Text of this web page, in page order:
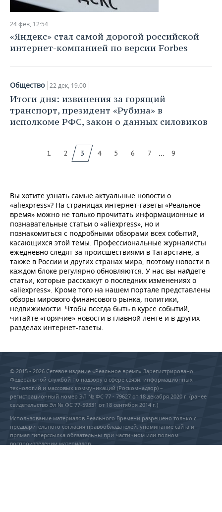
24 фев, 12:54
«Яндекс» стал самой дорогой российской
интернет-компанией по версии Forbes
Общество 22 дек, 19:00
Итоги дня: извинения за горящий
транспорт, президент «Рубина» в
исполкоме РФС, закон о данных силовиков
1 2 3 4 5 6 7 ... 9
Вы хотите узнать самые актуальные новости о
«aliexpress»? На страницах интернет-газеты «Реальное
время» можно не только прочитать информационные и
познавательные статьи о «aliexpress», но и
познакомиться с подробными обзорами всех событий,
касающихся этой темы. Профессиональные журналисты
ежедневно следят за происшествиями в Татарстане, а
также в России и других странах мира, поэтому новости в
каждом блоке регулярно обновляются. У нас вы найдете
статьи, которые расскажут о последних изменениях о
«aliexpress». Кроме того на нашем портале представлены
обзоры мирового финансового рынка, политики,
недвижимости. Чтобы всегда быть в курсе событий,
читайте «горячие» новости в главной ленте и в других
разделах интернет-газеты.
© 2015 - 2026 Сетевое издание «Реальное время» Зарегистрировано
Федеральной службой по надзору в сфере связи, информационных
технологий и массовых коммуникаций (Роскомнадзор) –
регистрационный номер ЭЛ № ФС 77 - 79627 от 18 декабря 2020 г. (ранее
свидетельство Эл № ФС 77-59331 от 18 сентября 2014 г.)
Использование материалов Реального Времени разрешено только с
предварительного согласия правообладателей, упоминание сайта и
прямая гиперссылка обязательны при частичном или полном
воспроизведении материалов.